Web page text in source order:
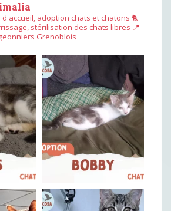
adoption chats et chatons 🐈
stérilisation des chats libres 📍
Grenoblois